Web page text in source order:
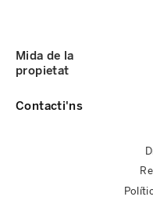
Contacti'ns
Mida de la
propietat